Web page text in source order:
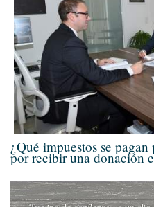
¿Qué impuestos se
por recibir una donación